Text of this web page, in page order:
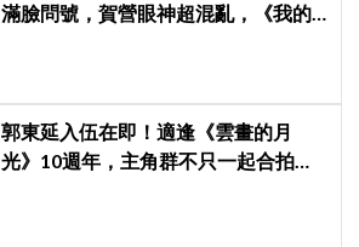
滿臉問號，賀營眼神超混亂，《我的
郭東延入伍在即！適逢《雲畫的月
光》10週年，主角群不只一起合拍畫